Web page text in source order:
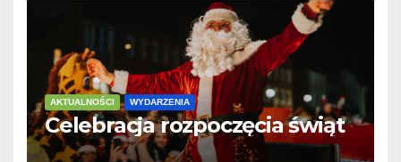
AKTUALNOŚCI WYDARZENIA
Celebracja rozpoczęcia świąt